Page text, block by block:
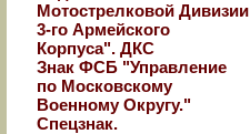
Мотострелковой Дивизии
3-го Армейского
Корпуса". ДКС
Знак ФСБ "Управление
по Московскому
Военному Округу."
Спецзнак.